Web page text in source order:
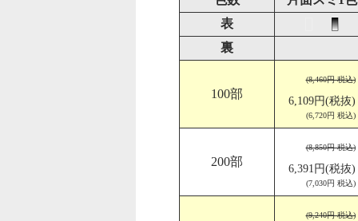
表
裏
100部
(8,460円 税込)
6,109円(税抜)
(6,720円 税込)
200部
(8,850円 税込)
6,391円(税抜)
(7,030円 税込)
(9,240円 税込)